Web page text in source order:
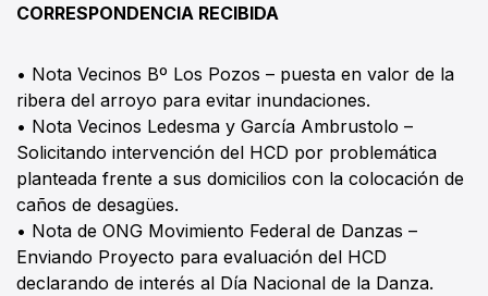
CORRESPONDENCIA RECIBIDA
• Nota Vecinos Bº Los Pozos – puesta en valor de la
ribera del arroyo para evitar inundaciones.
• Nota Vecinos Ledesma y García Ambrustolo –
Solicitando intervención del HCD por problemática
planteada frente a sus domicilios con la colocación de
caños de desagües.
• Nota de ONG Movimiento Federal de Danzas –
Enviando Proyecto para evaluación del HCD
declarando de interés al Día Nacional de la Danza.